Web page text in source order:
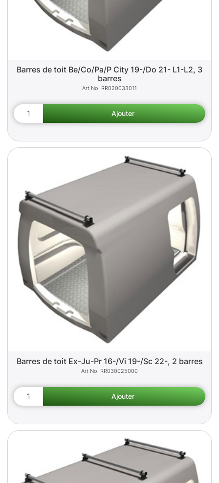
Barres de toit Be/Co/Pa/P City 19-/Do 21- L1-L2, 3
barres
RR020033011
Barres de toit Ex-Ju-Pr 16-/Vi 19-/Sc 22-, 2 barres
RR030025000